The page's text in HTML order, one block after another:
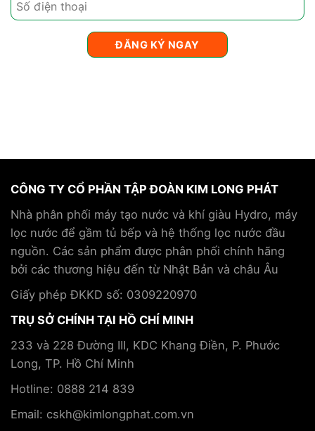
CÔNG TY CỔ PHẦN TẬP ĐOÀN KIM LONG PHÁT
Nhà phân phối máy tạo nước và khí giàu Hydro, máy
lọc nước để gầm tủ bếp và hệ thống lọc nước đầu
nguồn. Các sản phẩm được phân phối chính hãng
bởi các thương hiệu đến từ Nhật Bản và châu Âu
Giấy phép ĐKKD số: 0309220970
TRỤ SỞ CHÍNH TẠI HỒ CHÍ MINH
233 và 228 Đường III, KDC Khang Điền, P. Phước
Long, TP. Hồ Chí Minh
Hotline: 0888 214 839
Email: cskh@kimlongphat.com.vn